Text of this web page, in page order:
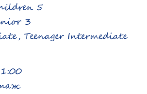
5
3
Teenager Intermediate